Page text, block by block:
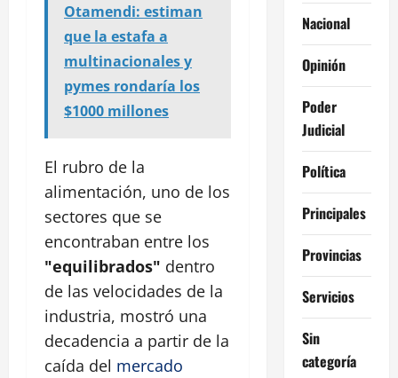
Otamendi: estiman
que la estafa a
multinacionales y
pymes rondaría los
$1000 millones
El rubro de la
alimentación, uno de los
sectores que se
encontraban entre los
"equilibrados" dentro
de las velocidades de la
industria, mostró una
decadencia a partir de la
caída del mercado
Nacional
Opinión
Poder
Judicial
Política
Principales
Provincias
Servicios
Sin
categoría